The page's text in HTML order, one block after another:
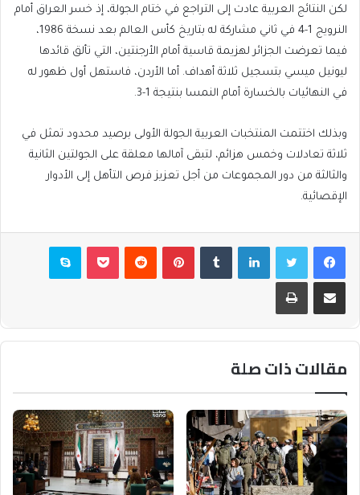
لكن النتائج العربية عادت إلى التراجع في ختام الجولة، إذ خسر العراق أمام
النرويج 1-4 في ثاني مشاركة له بتاريخ كأس العالم بعد نسخة 1986،
فيما تعرضت الجزائر لهزيمة قاسية أمام الأرجنتين، التي تألق قائدها
ليونيل ميسي بتسجيل ثلاثة أهداف. أما الأردن، فاستهل أول ظهور له
في النهائيات بالخسارة أمام النمسا بنتيجة 1-3.
وبذلك اختتمت المنتخبات العربية الجولة الأولى برصيد محدود تمثل في
ثلاثة تعادلات وخمس هزائم، لتبقى آمالها معلقة على الجولتين الثانية
والثالثة من دور المجموعات من أجل تعزيز فرص التأهل إلى الأدوار
الإقصائية.
فيسبوكتويتر لينكدإن بينتيريست بوكيت سكايب
مشاركة عبر البريد طباعة
مقالات ذات صلة